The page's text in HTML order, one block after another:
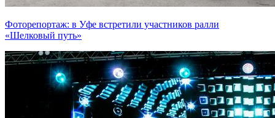
Фоторепортаж: в Уфе встретили участников ралли
«Шелковый путь»